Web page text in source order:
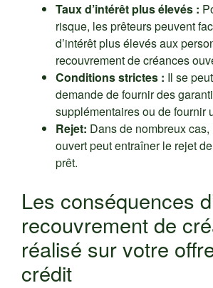
Taux d’intérêt plus élevés :
risque, les prêteurs peuvent
d’intérêt plus élevés aux
recouvrement de créances
Conditions strictes : Il se
demande de fournir des
supplémentaires ou de fournir
Rejet: Dans de nombreux
ouvert peut entraîner le rejet
prêt.
Les conséquences
recouvrement de
réalisé sur votre
crédit